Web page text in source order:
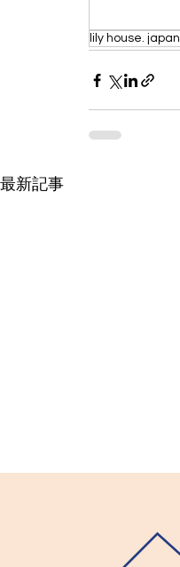
lily house. japan
最新記事